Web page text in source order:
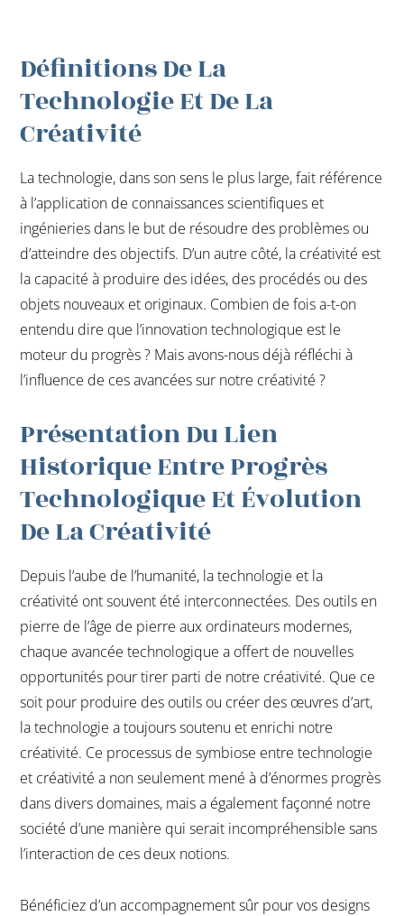
Définitions De La
Technologie Et De La
Créativité
La technologie, dans son sens le plus large, fait référence
à l’application de connaissances scientifiques et
ingénieries dans le but de résoudre des problèmes ou
d’atteindre des objectifs. D’un autre côté, la créativité est
la capacité à produire des idées, des procédés ou des
objets nouveaux et originaux. Combien de fois a-t-on
entendu dire que l’innovation technologique est le
moteur du progrès ? Mais avons-nous déjà réfléchi à
l’influence de ces avancées sur notre créativité ?
Présentation Du Lien
Historique Entre Progrès
Technologique Et Évolution
De La Créativité
Depuis l’aube de l’humanité, la technologie et la
créativité ont souvent été interconnectées. Des outils en
pierre de l’âge de pierre aux ordinateurs modernes,
chaque avancée technologique a offert de nouvelles
opportunités pour tirer parti de notre créativité. Que ce
soit pour produire des outils ou créer des œuvres d’art,
la technologie a toujours soutenu et enrichi notre
créativité. Ce processus de symbiose entre technologie
et créativité a non seulement mené à d’énormes progrès
dans divers domaines, mais a également façonné notre
société d’une manière qui serait incompréhensible sans
l’interaction de ces deux notions.
Bénéficiez d’un accompagnement sûr pour vos designs